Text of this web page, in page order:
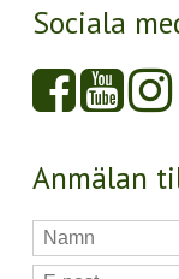
Sociala
Anmälan